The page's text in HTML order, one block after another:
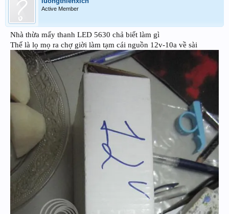
Active Member
Nhà thừa mấy thanh LED 5630 chả biết làm gì
Thế là lọ mọ ra chợ giời làm tạm cái nguồn 12v-10a về sài